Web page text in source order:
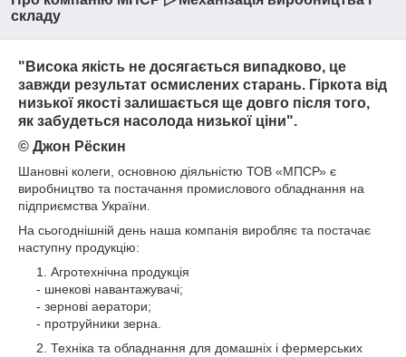
складу
"Висока якість не досягається випадково, це
завжди результат осмислених старань. Гіркота від
низької якості залишається ще довго після того,
як забудеться насолода низької ціни".
© Джон Рёскин
Шановні колеги, основною діяльністю ТОВ «МПСР» є
виробництво та постачання промислового обладнання на
підприємства України.
На сьогоднішній день наша компанія виробляє та постачає
наступну продукцію:
Агротехнічна продукція
- шнекові навантажувачі;
- зернові аератори;
- протруйники зерна.
Техніка та обладнання для домашніх і фермерських